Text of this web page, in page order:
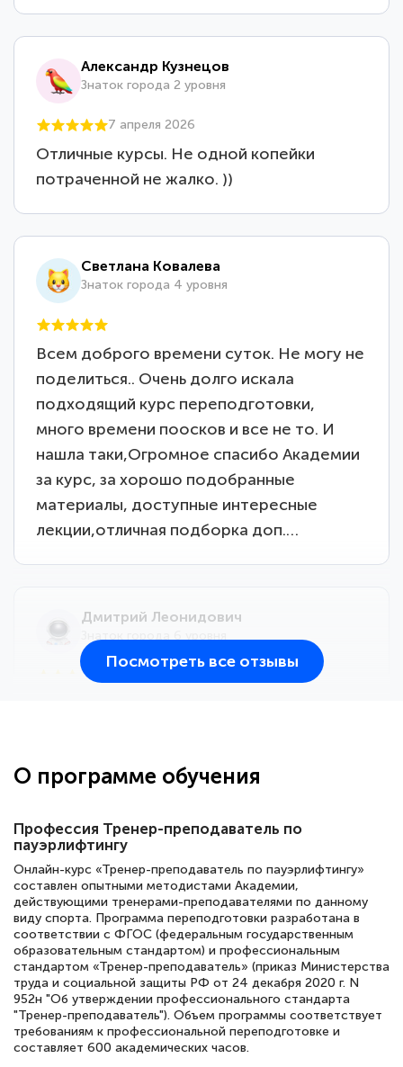
Александр Кузнецов
Знаток города 2 уровня
7 апреля 2026
Отличные курсы. Не одной копейки
потраченной не жалко. ))
Светлана Ковалева
Знаток города 4 уровня
Всем доброго времени суток. Не могу не
поделиться.. Очень долго искала
подходящий курс переподготовки,
много времени поосков и все не то. И
нашла таки,Огромное спасибо Академии
за курс, за хорошо подобранные
материалы, доступные интересные
лекции,отличная подборка доп.…
Дмитрий Леонидович
большое количество методических
сдачи итоговой аттестации. Спасибо
Елена Кравченко
Знаток города 5 уровня
18 марта 2026
Выражаю благодарность за курс
повышения квалификации "Эксперт ЕГЭ по
русскому языку и литературе". Много
Посмотреть все отзывы
О программе обучения
Профессия Тренер-преподаватель по
пауэрлифтингу
Онлайн-курс «Тренер-преподаватель по пауэрлифтингу»
составлен опытными методистами Академии,
действующими тренерами-преподавателями по данному
виду спорта. Программа переподготовки разработана в
соответствии с ФГОС (федеральным государственным
образовательным стандартом) и профессиональным
стандартом «Тренер-преподаватель» (приказ Министерства
труда и социальной защиты РФ от 24 декабря 2020 г. N
952н "Об утверждении профессионального стандарта
"Тренер-преподаватель"). Объем программы соответствует
требованиям к профессиональной переподготовке и
составляет 600 академических часов.